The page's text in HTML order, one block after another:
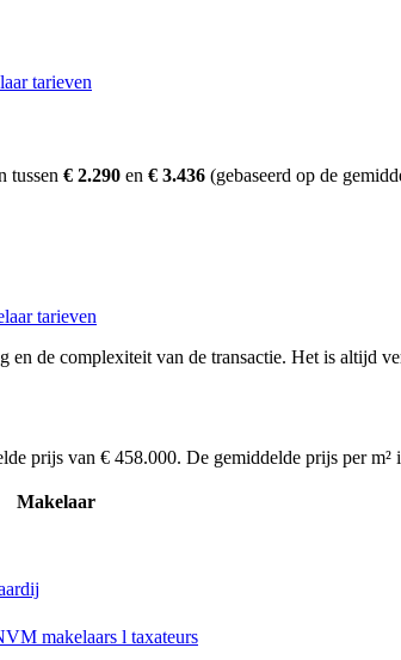
tarieven
tussen € 2.290 en € 3.436 (gebaseerd op de
tarieven
de complexiteit van de transactie. Het is altijd
prijs van € 458.000. De gemiddelde prijs per m²
Makelaar
makelaars l taxateurs